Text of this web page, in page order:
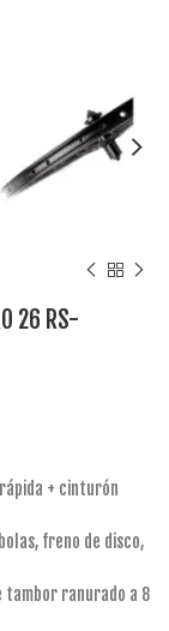
26 RS-
rápida + cinturón
freno de disco,
tambor ranurado a 8